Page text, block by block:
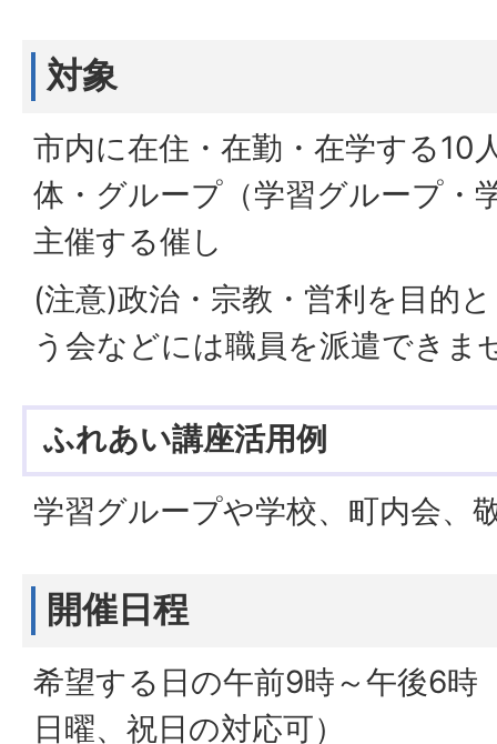
対象
市内に在住・在勤・在学する10
体・グループ（学習グループ・
主催する催し
(注意)政治・宗教・営利を目的
う会などには職員を派遣できま
ふれあい講座活用例
学習グループや学校、町内会、
開催日程
希望する日の午前9時～午後6時
日曜、祝日の対応可）